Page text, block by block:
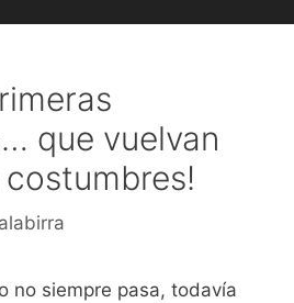
que vuelvan
no siempre pasa, todavía